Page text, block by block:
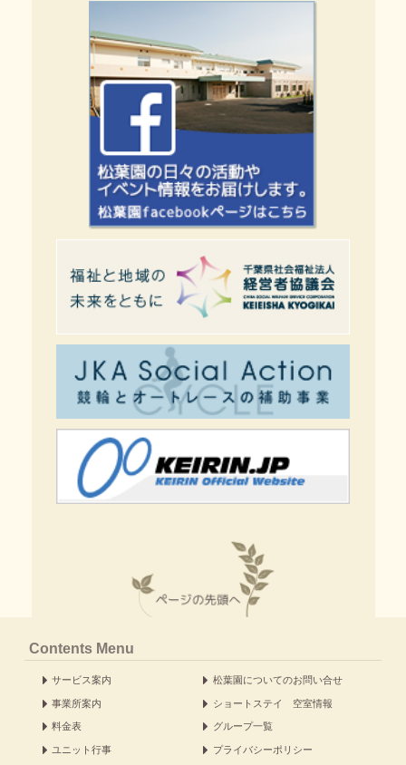
Contents Menu
サービス案内 松葉園についてのお問い合せ
事業所案内 ショートステイ 空室情報
料金表 グループ一覧
ユニット行事 プライバシーポリシー